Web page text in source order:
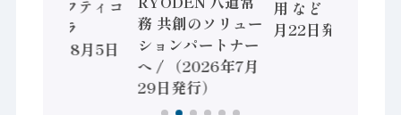
かすセーフティコ
ントローラ
（2026年8月5日
務 共創のソリュー
ションパートナー
へ / （2026年7月
29日発行）
用 など（2026年7
月22日発行）